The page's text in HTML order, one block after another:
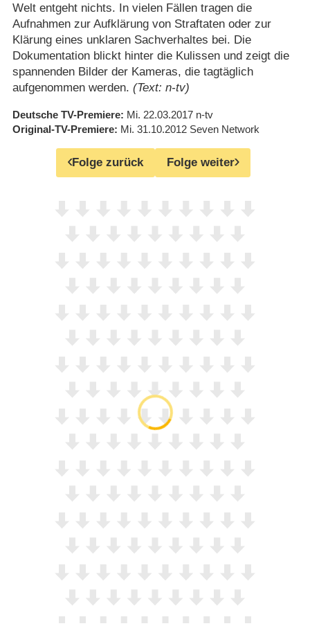
Welt entgeht nichts. In vielen Fällen tragen die
Aufnahmen zur Aufklärung von Straftaten oder zur
Klärung eines unklaren Sachverhaltes bei. Die
Dokumentation blickt hinter die Kulissen und zeigt die
spannenden Bilder der Kameras, die tagtäglich
aufgenommen werden. (Text: n-tv)
Deutsche TV-Premiere Mi. 22.03.2017 n-tv
Original-TV-Premiere Mi. 31.10.2012 Seven Network
Folge zurück Folge weiter